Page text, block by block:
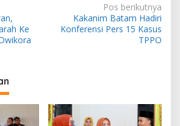
Ke
Pos berikutnya
Kakanim Batam Hadiri
Konferensi Pers 15 Kasus
TPPO